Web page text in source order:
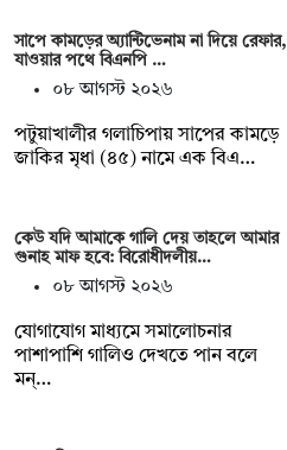
সাপে কামড়ের অ্যান্টিভেনাম না দিয়ে রেফার,
যাওয়ার পথে বিএনপি …
০৮ আগস্ট ২০২৬
পটুয়াখালীর গলাচিপায় সাপের কামড়ে
জাকির মৃধা (৪৫) নামে এক বিএ…
কেউ যদি আমাকে গালি দেয় তাহলে আমার
গুনাহ মাফ হবে: বিরোধীদলীয়…
০৮ আগস্ট ২০২৬
যোগাযোগ মাধ্যমে সমালোচনার
পাশাপাশি গালিও দেখতে পান বলে
মন্…